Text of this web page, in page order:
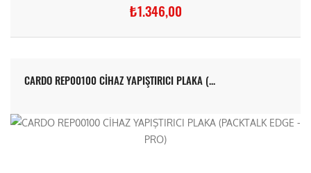
₺1.346,00
CARDO REP00100 CİHAZ YAPIŞTIRICI PLAKA (...